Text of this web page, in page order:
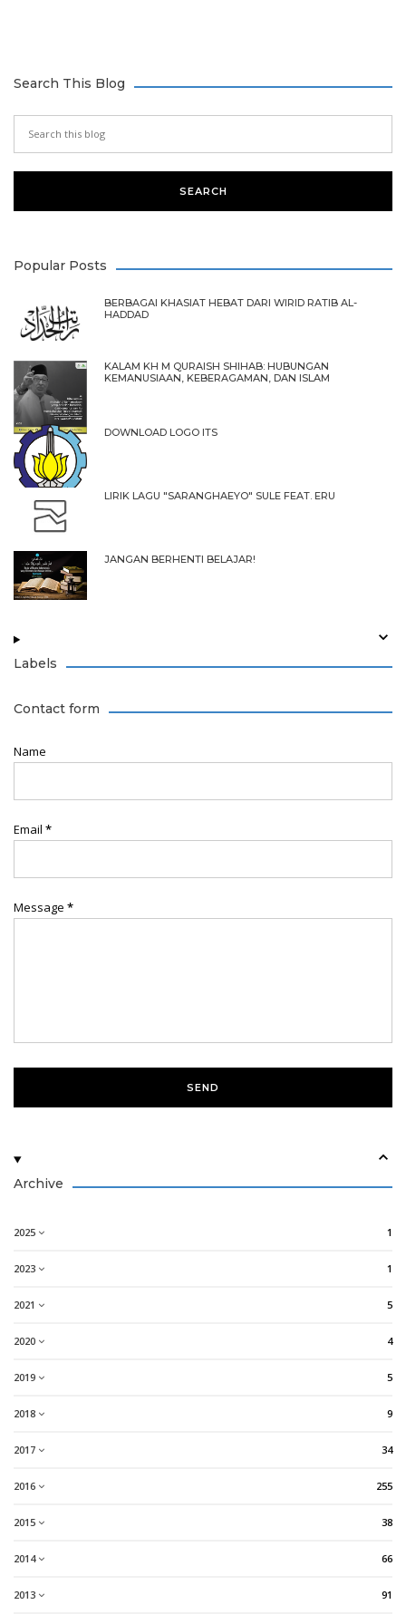
Search This Blog
Popular Posts
BERBAGAI KHASIAT HEBAT DARI WIRID RATIB AL-
HADDAD
KALAM KH M QURAISH SHIHAB: HUBUNGAN
KEMANUSIAAN, KEBERAGAMAN, DAN ISLAM
DOWNLOAD LOGO ITS
LIRIK LAGU "SARANGHAEYO" SULE FEAT. ERU
JANGAN BERHENTI BELAJAR!
Labels
Contact form
Name
Email *
Message *
Archive
2025 1
2023 1
2021 5
2020 4
2019 5
2018 9
2017 34
2016 255
2015 38
2014 66
2013 91